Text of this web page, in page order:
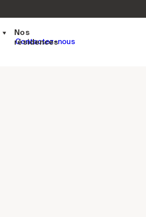
Nos
résidences
Contactez-nous